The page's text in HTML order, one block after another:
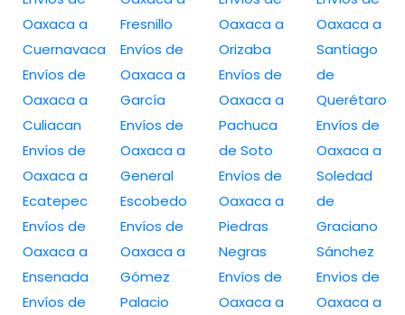
Oaxaca a
Cuernavaca
Envíos de
Oaxaca a
Culiacan
Envíos de
Oaxaca a
Ecatepec
Envíos de
Oaxaca a
Ensenada
Envíos de
Fresnillo
Envíos de
Oaxaca a
García
Envíos de
Oaxaca a
General
Escobedo
Envíos de
Oaxaca a
Gómez
Palacio
Oaxaca a
Orizaba
Envíos de
Oaxaca a
Pachuca
de Soto
Envíos de
Oaxaca a
Piedras
Negras
Envíos de
Oaxaca a
Oaxaca a
Santiago
de
Querétaro
Envíos de
Oaxaca a
Soledad
de
Graciano
Sánchez
Envíos de
Oaxaca a